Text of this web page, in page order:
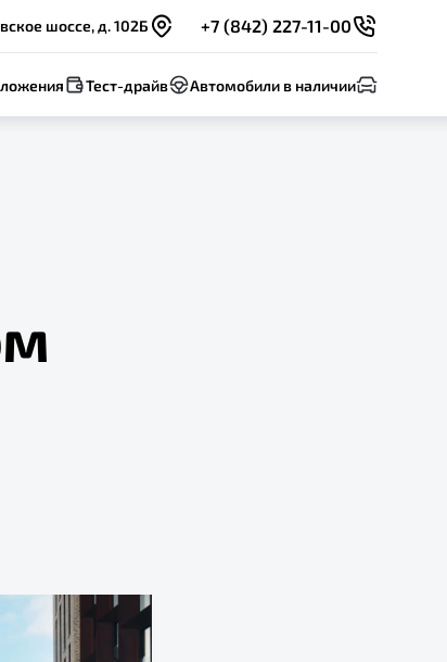
шоссе, д. 102Б +7 (842) 227-11-00
Тест-драйв Автомобили в наличии